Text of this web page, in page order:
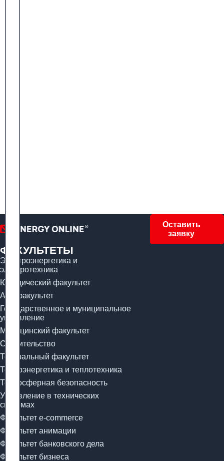
Оставить
заявку
ФАКУЛЬТЕТЫ
Электроэнергетика и
электротехника
Юридический факультет
Арт-факультет
Государственное и муниципальное
управление
Медицинский факультет
Строительство
Театральный факультет
Теплоэнергетика и теплотехника
Техносферная безопасность
Управление в технических
системах
Факультет e-commerce
Факультет анимации
Факультет банковского дела
Факультет бизнеса